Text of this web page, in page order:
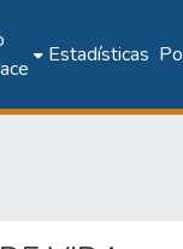
Estadísticas